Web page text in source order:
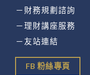
－財務規劃諮詢
－理財講座服務
－友站連結
FB 粉絲專頁